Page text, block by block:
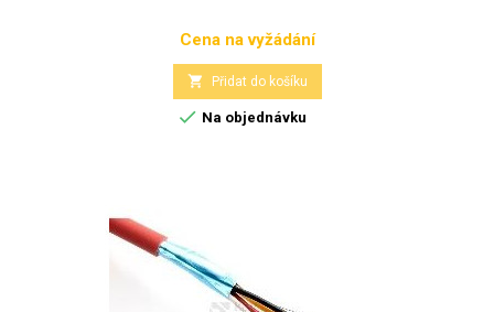
Cena
Cena na vyžádání
 Přidat do košíku
 Na objednávku